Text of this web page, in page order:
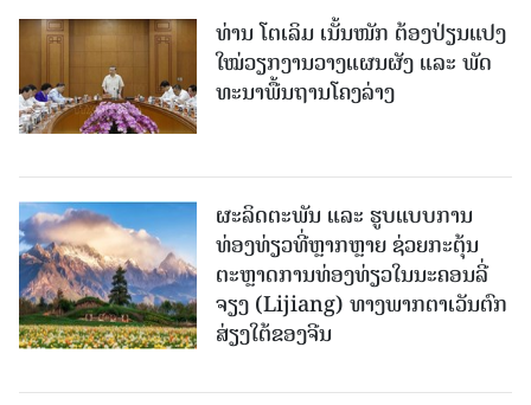
ທ່ານ ໂຕ​ເລິມ ເນັ້ນໜັກ ຕ້ອງ​ປ່ຽນ​ແປງ​
ໃໝ່​ວຽກ​ງານ​ວາງ​ແຜນ​ຜັງ ແລະ ​ພັດ​
ທະ​ນາ​ພື້ນ​ຖານ​ໂຄງ​ລ່າງ
ຜະລິດຕະພັນ ແລະ ຮູບແບບການ
ທ່ອງທ່ຽວທີ່ຫຼາກຫຼາຍ ຊ່ວຍກະຕຸ້ນ
ຕະຫຼາດການທ່ອງທ່ຽວໃນນະຄອນລີ່
ຈຽງ (Lijiang) ທາງພາກຕາເວັນຕົກ
ສ່ຽງໃຕ້ຂອງຈີນ